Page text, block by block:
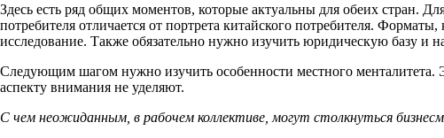
Здесь есть ряд общих моментов, которые актуальны для обеих стран.
потребителя отличается от портрета китайского потребителя.
исследование. Также обязательно нужно изучить юридическую базу и
Следующим шагом нужно изучить особенности местного менталитета.
аспекту внимания не уделяют.
С чем неожиданным, в рабочем коллективе, могут столкнуться